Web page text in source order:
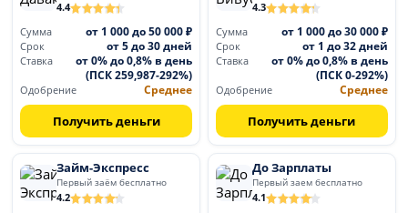
4.4
Сумма
от 1 000 до 50 000 ₽
Срок от 5 до 30 дней
Ставка
от 0% до 0,8% в день
(ПСК 259,987-292%)
Одобрение Среднее
Получить деньги
4.3
Сумма
от 1 000 до 30 000 ₽
Срок от 1 до 32 дней
Ставка
от 0% до 0,8% в день
(ПСК 0-292%)
Одобрение Среднее
Получить деньги
Займ-Экспресс
Первый заём бесплатно
4.2
До Зарплаты
Первый заем бесплатно
4.1